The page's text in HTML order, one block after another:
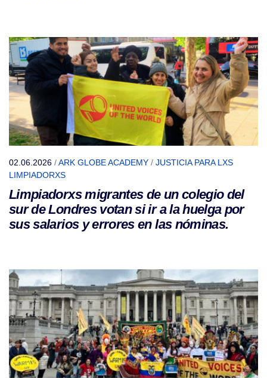
02.06.2026 /ARK GLOBE ACADEMY / JUSTICIA PARA LXS
LIMPIADORXS
Limpiadorxs migrantes de un colegio del
sur de Londres votan si ir a la huelga por
sus salarios y errores en las nóminas.